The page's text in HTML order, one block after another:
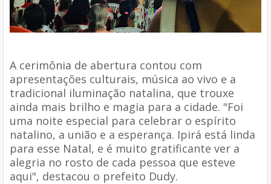
A cerimônia de abertura contou com
apresentações culturais, música ao vivo e a
tradicional iluminação natalina, que trouxe
ainda mais brilho e magia para a cidade. "Foi
uma noite especial para celebrar o espírito
natalino, a união e a esperança. Ipirá está linda
para esse Natal, e é muito gratificante ver a
alegria no rosto de cada pessoa que esteve
aqui", destacou o prefeito Dudy.